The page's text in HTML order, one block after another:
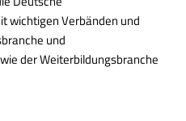
wichtigen Verbänden und
und
der Weiterbildungsbranche